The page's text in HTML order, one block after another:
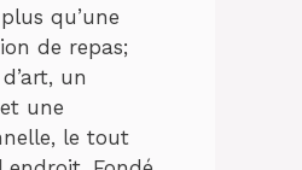
qu’une
de repas;
un
une
le tout